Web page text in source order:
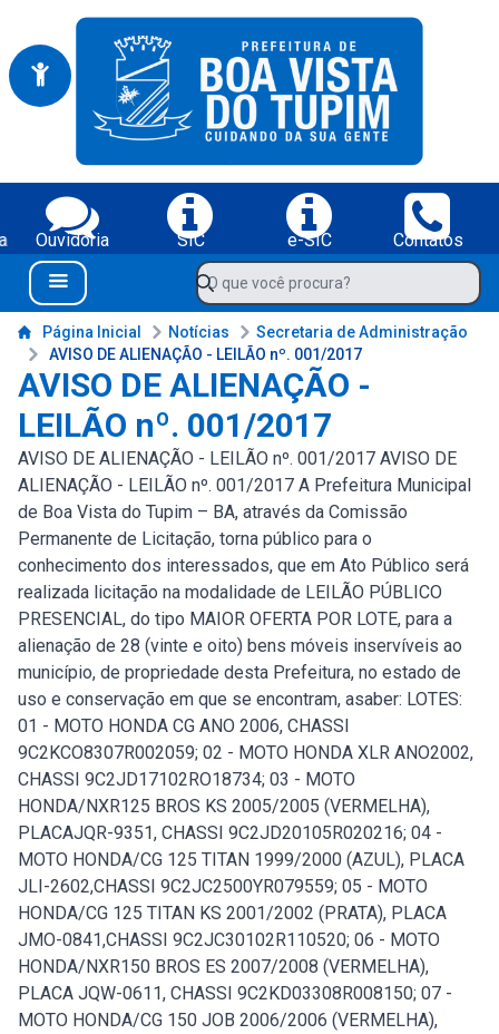
Portal da Prefeitura Municipal de Boa Vista do Tupim-BA
Serviços da Prefeitura Municipal de Boa Vista do Tupim-BA;
Ouvidoria SIC e-SIC
Contatos
Navegue pelo portal da Prefeitura de Boa Vista do Tupim-BA
Menu Bar
O que você procura?
Conteúdo da Prefeitura de Boa Vista do Tupim-BA
Página Inicial Notícias
Secretaria de Administração
AVISO DE ALIENAÇÃO - LEILÃO nº. 001/2017
AVISO DE ALIENAÇÃO -
LEILÃO nº. 001/2017
AVISO DE ALIENAÇÃO - LEILÃO nº. 001/2017 AVISO DE
ALIENAÇÃO - LEILÃO nº. 001/2017 A Prefeitura Municipal
de Boa Vista do Tupim – BA, através da Comissão
Permanente de Licitação, torna público para o
conhecimento dos interessados, que em Ato Público será
realizada licitação na modalidade de LEILÃO PÚBLICO
PRESENCIAL, do tipo MAIOR OFERTA POR LOTE, para a
alienação de 28 (vinte e oito) bens móveis inservíveis ao
município, de propriedade desta Prefeitura, no estado de
uso e conservação em que se encontram, asaber: LOTES:
01 - MOTO HONDA CG ANO 2006, CHASSI
9C2KCO8307R002059; 02 - MOTO HONDA XLR ANO2002,
CHASSI 9C2JD17102RO18734; 03 - MOTO
HONDA/NXR125 BROS KS 2005/2005 (VERMELHA),
PLACAJQR-9351, CHASSI 9C2JD20105R020216; 04 -
MOTO HONDA/CG 125 TITAN 1999/2000 (AZUL), PLACA
JLI-2602,CHASSI 9C2JC2500YR079559; 05 - MOTO
HONDA/CG 125 TITAN KS 2001/2002 (PRATA), PLACA
JMO-0841,CHASSI 9C2JC30102R110520; 06 - MOTO
HONDA/NXR150 BROS ES 2007/2008 (VERMELHA),
PLACA JQW-0611, CHASSI 9C2KD03308R008150; 07 -
MOTO HONDA/CG 150 JOB 2006/2006 (VERMELHA),